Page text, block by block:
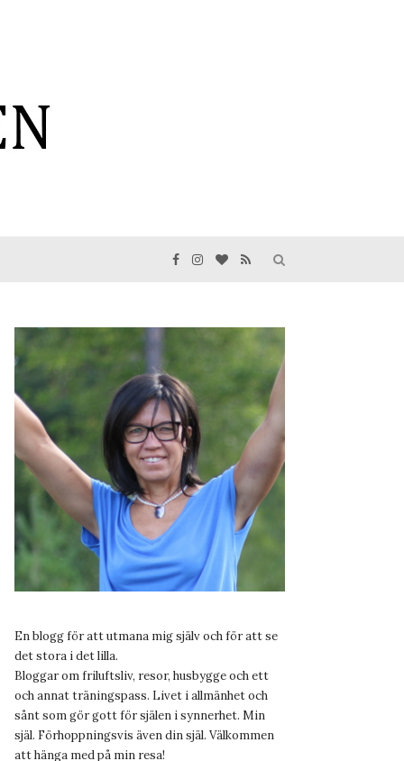
En blogg för att utmana mig själv och för att se
det stora i det lilla.
Bloggar om friluftsliv, resor, husbygge och ett
och annat träningspass. Livet i allmänhet och
sånt som gör gott för själen i synnerhet. Min
själ. Förhoppningsvis även din själ. Välkommen
att hänga med på min resa!